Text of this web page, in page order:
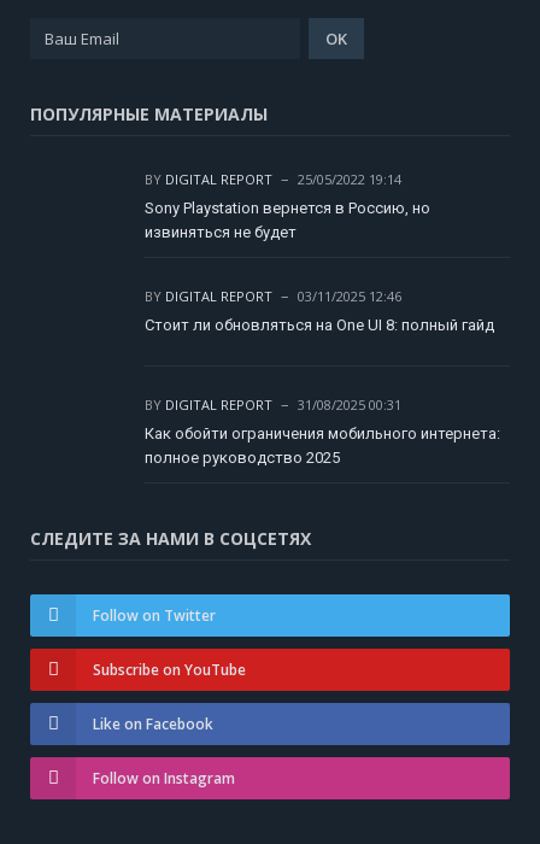
ПОПУЛЯРНЫЕ МАТЕРИАЛЫ
BY DIGITAL REPORT
25/05/2022 19:14
Sony Playstation вернется в Россию, но
извиняться не будет
BY DIGITAL REPORT
03/11/2025 12:46
Стоит ли обновляться на One UI 8: полный гайд
BY DIGITAL REPORT
31/08/2025 00:31
Как обойти ограничения мобильного интернета:
полное руководство 2025
СЛЕДИТЕ ЗА НАМИ В СОЦСЕТЯХ
Follow on Twitter
Subscribe on YouTube
Like on Facebook
Follow on Instagram